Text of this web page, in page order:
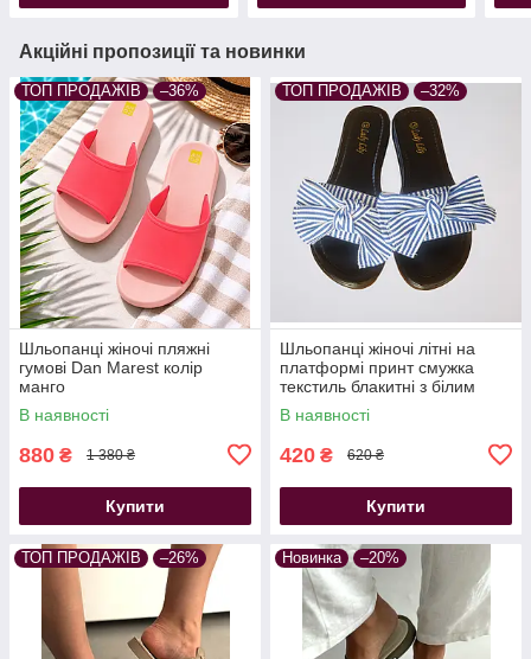
Акційні пропозиції та новинки
ТОП ПРОДАЖІВ –36%
Шльопанці жіночі пляжні
гумові Dan Marest колір
манго
В наявності
880 ₴ 1 380 ₴
Купити
ТОП ПРОДАЖІВ –32%
Шльопанці жіночі літні на
платформі принт смужка
текстиль блакитні з білим
В наявності
420 ₴ 620 ₴
Купити
ТОП ПРОДАЖІВ –26% Новинка –20%